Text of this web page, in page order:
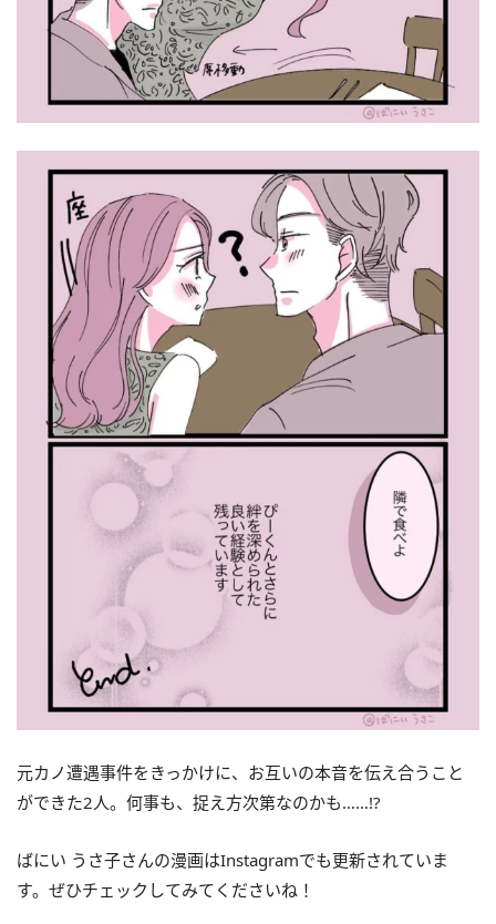
元カノ遭遇事件をきっかけに、お互いの本音を伝え合うこと
ができた2人。何事も、捉え方次第なのかも……!?
ばにい うさ子さんの漫画はInstagramでも更新されていま
す。ぜひチェックしてみてくださいね！